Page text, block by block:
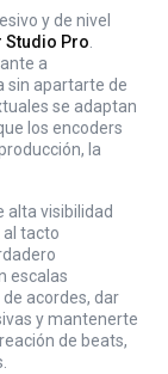
y de nivel
Studio Pro
a
sin apartarte de
se adaptan
los encoders
la
alta visibilidad
al tacto
escalas
acordes, dar
y mantenerte
de beats,